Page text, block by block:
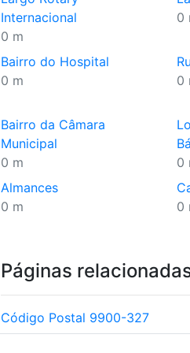
Internacional
0 m
0
Bairro do Hospital
0 m
0
Bairro da Câmara
Municipal
0 m
0
Almances
0 m
0
Páginas
Código Postal 9900-327